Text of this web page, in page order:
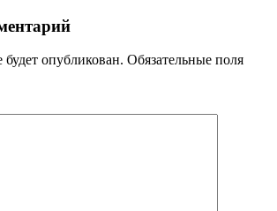
опубликован. Обязательные поля